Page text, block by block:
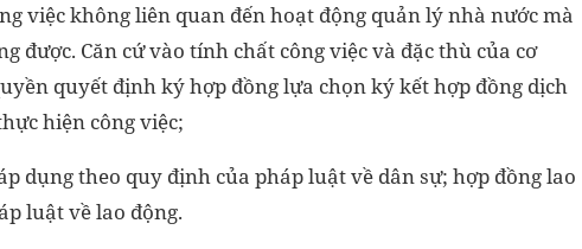
việc không liên quan đến hoạt động quản lý nhà nước mà
được. Căn cứ vào tính chất công việc và đặc thù của cơ
quyết định ký hợp đồng lựa chọn ký kết hợp đồng dịch
hiện công việc;
dụng theo quy định của pháp luật về dân sự; hợp đồng lao
luật về lao động.